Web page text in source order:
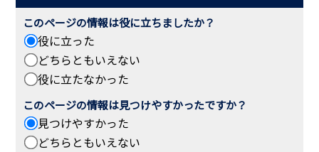
このページの情報は役に立ちましたか？
役に立った
どちらともいえない
役に立たなかった
このページの情報は見つけやすかったですか？
見つけやすかった
どちらともいえない